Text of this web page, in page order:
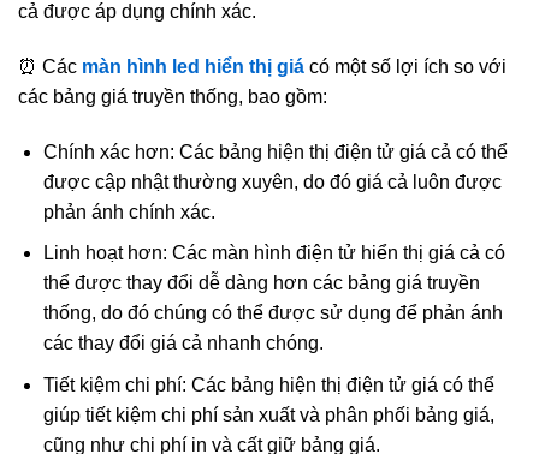
cả được áp dụng chính xác.
⏰ Các màn hình led hiển thị giá có một số lợi ích so với
các bảng giá truyền thống, bao gồm:
Chính xác hơn: Các bảng hiện thị điện tử giá cả có thể
được cập nhật thường xuyên, do đó giá cả luôn được
phản ánh chính xác.
Linh hoạt hơn: Các màn hình điện tử hiển thị giá cả có
thể được thay đổi dễ dàng hơn các bảng giá truyền
thống, do đó chúng có thể được sử dụng để phản ánh
các thay đổi giá cả nhanh chóng.
Tiết kiệm chi phí: Các bảng hiện thị điện tử giá có thể
giúp tiết kiệm chi phí sản xuất và phân phối bảng giá,
cũng như chi phí in và cất giữ bảng giá.